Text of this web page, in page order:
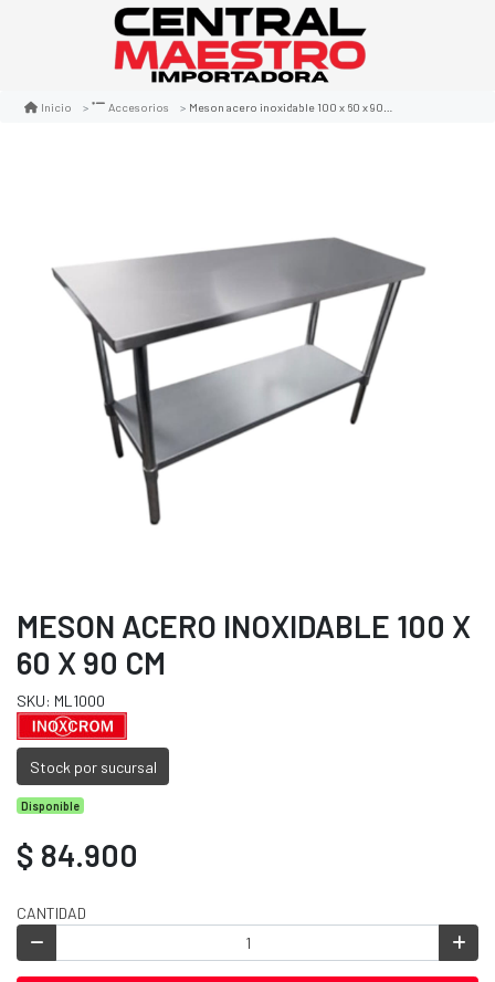
Inicio Accesorios Meson acero inoxidable 100 x 60 x 90 cm
MESON ACERO INOXIDABLE 100 X
60 X 90 CM
SKU: ML1000
Stock por sucursal
Disponible
$ 84.900
CANTIDAD